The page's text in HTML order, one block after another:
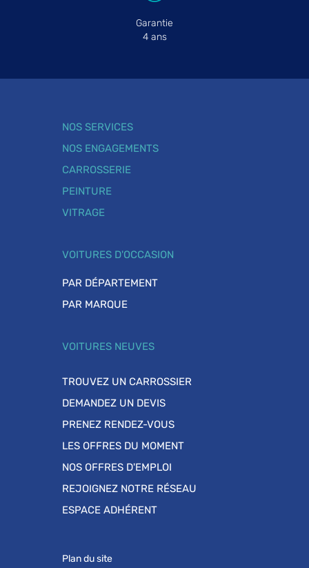
Garantie
4 ans
NOS SERVICES
NOS ENGAGEMENTS
CARROSSERIE
PEINTURE
VITRAGE
VOITURES D'OCCASION
PAR DÉPARTEMENT
PAR MARQUE
VOITURES NEUVES
TROUVEZ UN CARROSSIER
DEMANDEZ UN DEVIS
PRENEZ RENDEZ-VOUS
LES OFFRES DU MOMENT
NOS OFFRES D'EMPLOI
REJOIGNEZ NOTRE RÉSEAU
ESPACE ADHÉRENT
Plan du site